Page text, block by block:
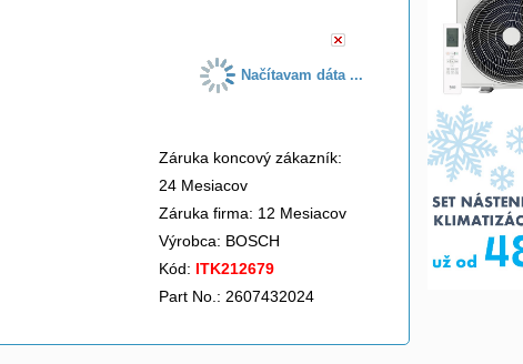
Načítavam dáta ...
Záruka koncový zákazník:
24 Mesiacov
Záruka firma: 12 Mesiacov
Výrobca: BOSCH
Kód: ITK212679
Part No.: 2607432024